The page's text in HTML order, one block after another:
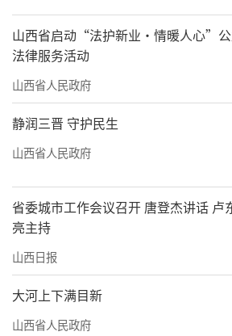
山西省启动“法护新业·情暖人心”
法律服务活动
山西省人民政府
静润三晋 守护民生
山西省人民政府
省委城市工作会议召开 唐登杰讲话 卢
亮主持
山西日报
大河上下满目新
山西省人民政府